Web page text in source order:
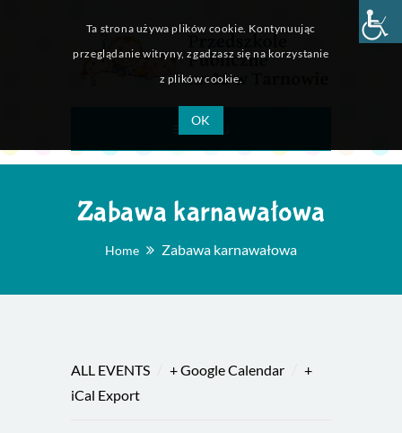
Menu
Zabawa karnawałowa
Home Zabawa karnawałowa
ALL EVENTS + Google Calendar
+
iCal Export
Ta strona używa plików cookie. Kontynuując
przeglądanie witryny, zgadzasz się na korzystanie
z plików cookie.
OK